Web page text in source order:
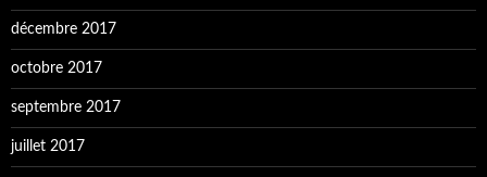
décembre 2017
octobre 2017
septembre 2017
juillet 2017